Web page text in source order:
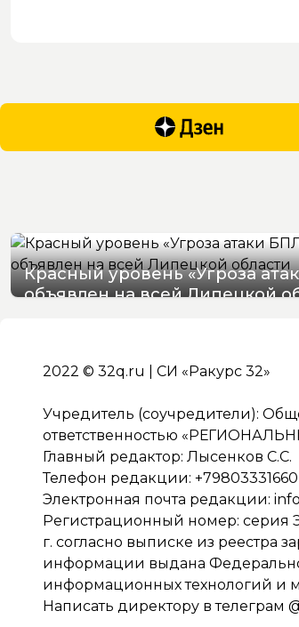
Красный уровень «Угроза
объявлен на всей Липецкой
2022 © 32q.ru | СИ «Ракурс 32»
Учредитель (соучредители):
ответственностью
Главный редактор: Лысенков С.С.
Телефон редакции: +79803331660
Электронная почта редакции:
Регистрационный номер: серия
г. согласно выписке из реестра
информации выдана
информационных технологий и
Написать директору в телеграм